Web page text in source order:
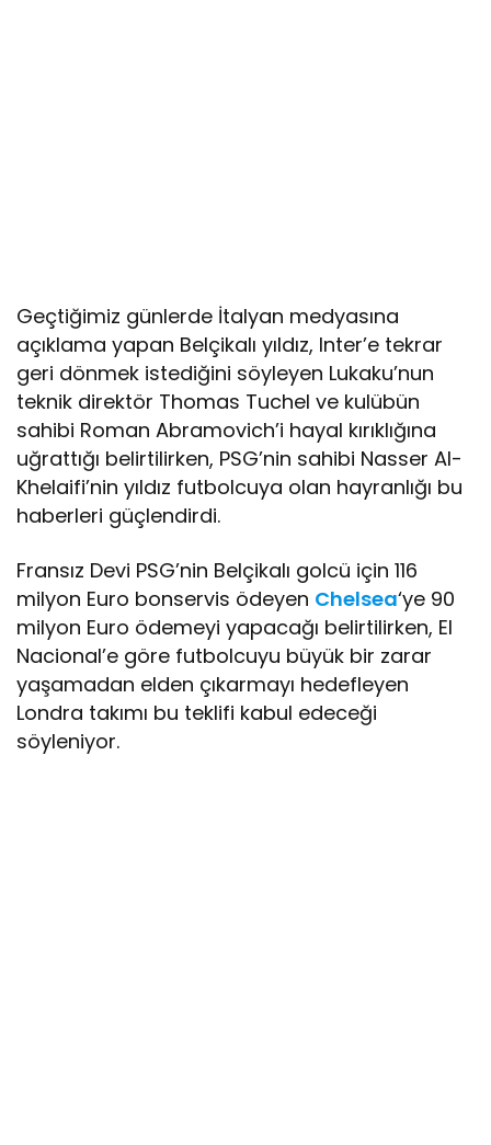
Geçtiğimiz günlerde İtalyan medyasına
açıklama yapan Belçikalı yıldız, Inter’e tekrar
geri dönmek istediğini söyleyen Lukaku’nun
teknik direktör Thomas Tuchel ve kulübün
sahibi Roman Abramovich’i hayal kırıklığına
uğrattığı belirtilirken, PSG’nin sahibi Nasser Al-
Khelaifi’nin yıldız futbolcuya olan hayranlığı bu
haberleri güçlendirdi.
Fransız Devi PSG’nin Belçikalı golcü için 116
milyon Euro bonservis ödeyen Chelsea‘ye 90
milyon Euro ödemeyi yapacağı belirtilirken, El
Nacional’e göre futbolcuyu büyük bir zarar
yaşamadan elden çıkarmayı hedefleyen
Londra takımı bu teklifi kabul edeceği
söyleniyor.